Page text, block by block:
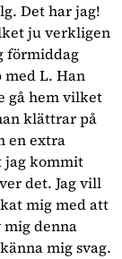
Det har jag!
ju verkligen
förmiddag
med L. Han
gå hem vilket
klättrar på
en extra
jag kommit
det. Jag vill
mig med att
denna
mig svag.